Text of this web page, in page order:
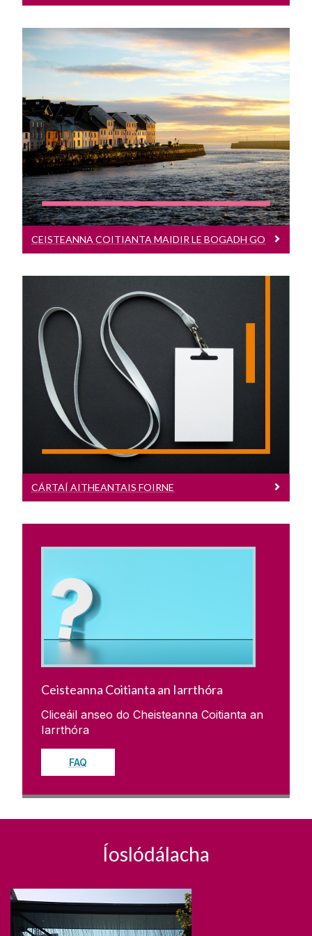
Ceisteanna Coitianta Maidir Le Bogadh Go
HÉirinn
Cliceáil anseo le heolas a fháil ar
bhogadh go Gaillimh.
CEISTEANNA COITIANTA MAIDIR LE BOGADH GO
Cártaí Aitheantais Foirne
Cliceáil anseo chun tuilleadh eolais a
fháil ar Chártaí Aitheantais Foirne
CÁRTAÍ AITHEANTAIS FOIRNE
Ceisteanna Coitianta an Iarrthóra
Cliceáil anseo do Cheisteanna Coitianta an
Iarrthóra
FAQ
Íoslódálacha